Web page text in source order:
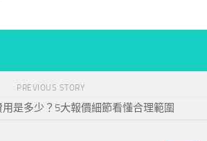
PREVIOUS STORY
是多少？5大報價細節看懂合理範圍